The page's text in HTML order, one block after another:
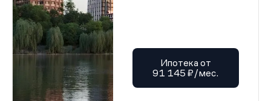
Ипотека от
91 145 ₽/мес.